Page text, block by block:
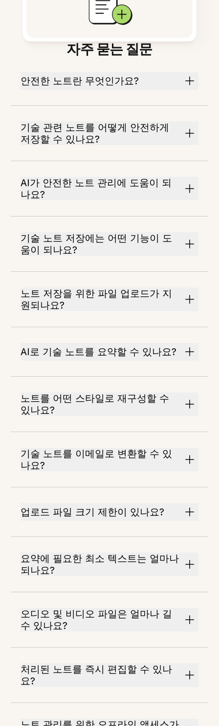
자주 묻는 질문
안전한 노트란 무엇인가요?
기술 관련 노트를 어떻게 안전하게
저장할 수 있나요?
AI가 안전한 노트 관리에 도움이 되
나요?
기술 노트 저장에는 어떤 기능이 도
움이 되나요?
노트 저장을 위한 파일 업로드가 지
원되나요?
AI로 기술 노트를 요약할 수 있나요?
노트를 어떤 스타일로 재구성할 수
있나요?
기술 노트를 이메일로 변환할 수 있
나요?
업로드 파일 크기 제한이 있나요?
요약에 필요한 최소 텍스트는 얼마나
되나요?
오디오 및 비디오 파일은 얼마나 길
수 있나요?
처리된 노트를 즉시 편집할 수 있나
요?